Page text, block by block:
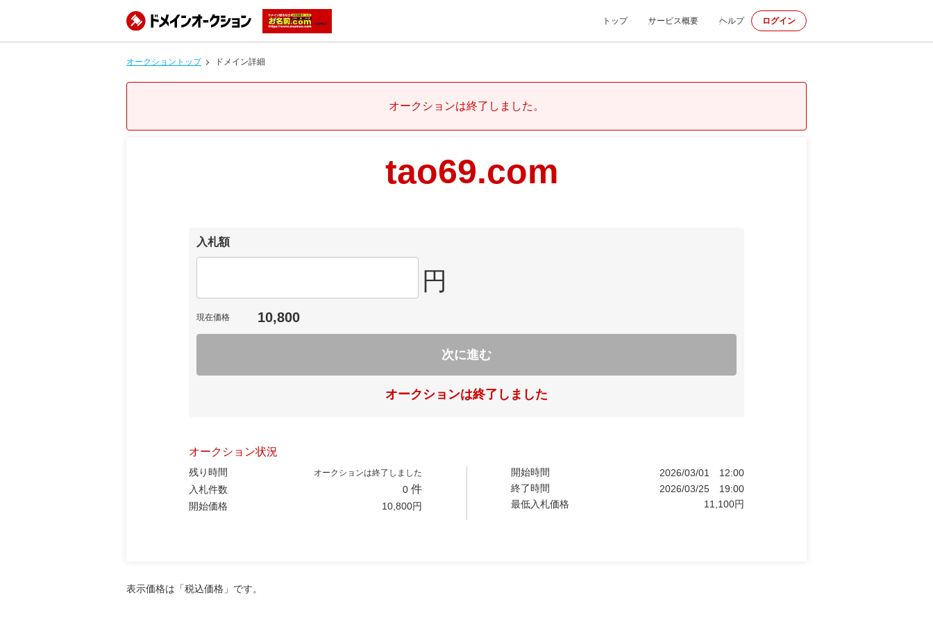
トップ サービス概要 ヘルプ ログイン
オークショントップ ドメイン詳細
オークションは終了しました。
tao69.com
入札額
円
現在価格 10,800
次に進む
オークションは終了しました
オークション状況
残り時間 オークションは終了しました
入札件数 0 件
開始価格 10,800円
開始時間 2026/03/01
12:00
終了時間
2026/03/25
19:00
最低入札価格
11,100円
表示価格は「税込価格」です。